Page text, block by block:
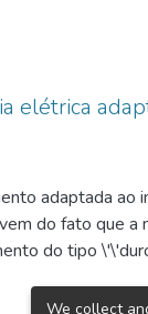
elétrica
adaptada ao
do fato que a
do tipo
bifásicos,
We collect